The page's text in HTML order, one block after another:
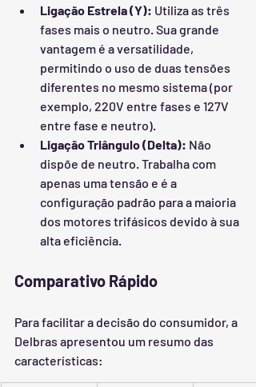
Ligação Estrela (Y): Utiliza as três
fases mais o neutro. Sua grande
vantagem é a versatilidade,
permitindo o uso de duas tensões
diferentes no mesmo sistema (por
exemplo, 220V entre fases e 127V
entre fase e neutro).
Ligação Triângulo (Delta): Não
dispõe de neutro. Trabalha com
apenas uma tensão e é a
configuração padrão para a maioria
dos motores trifásicos devido à sua
alta eficiência.
Comparativo Rápido
Para facilitar a decisão do consumidor, a
Delbras apresentou um resumo das
características: